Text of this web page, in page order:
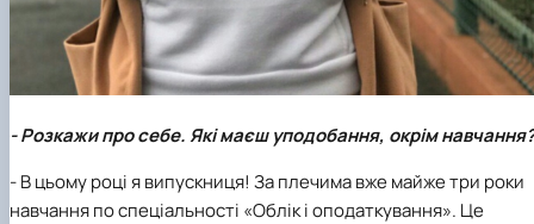
- Розкажи про себе. Які маєш уподобання, окрім навчання?
- В цьому році я випускниця! За плечима вже майже три роки
навчання по спеціальності «Облік і оподаткування». Це